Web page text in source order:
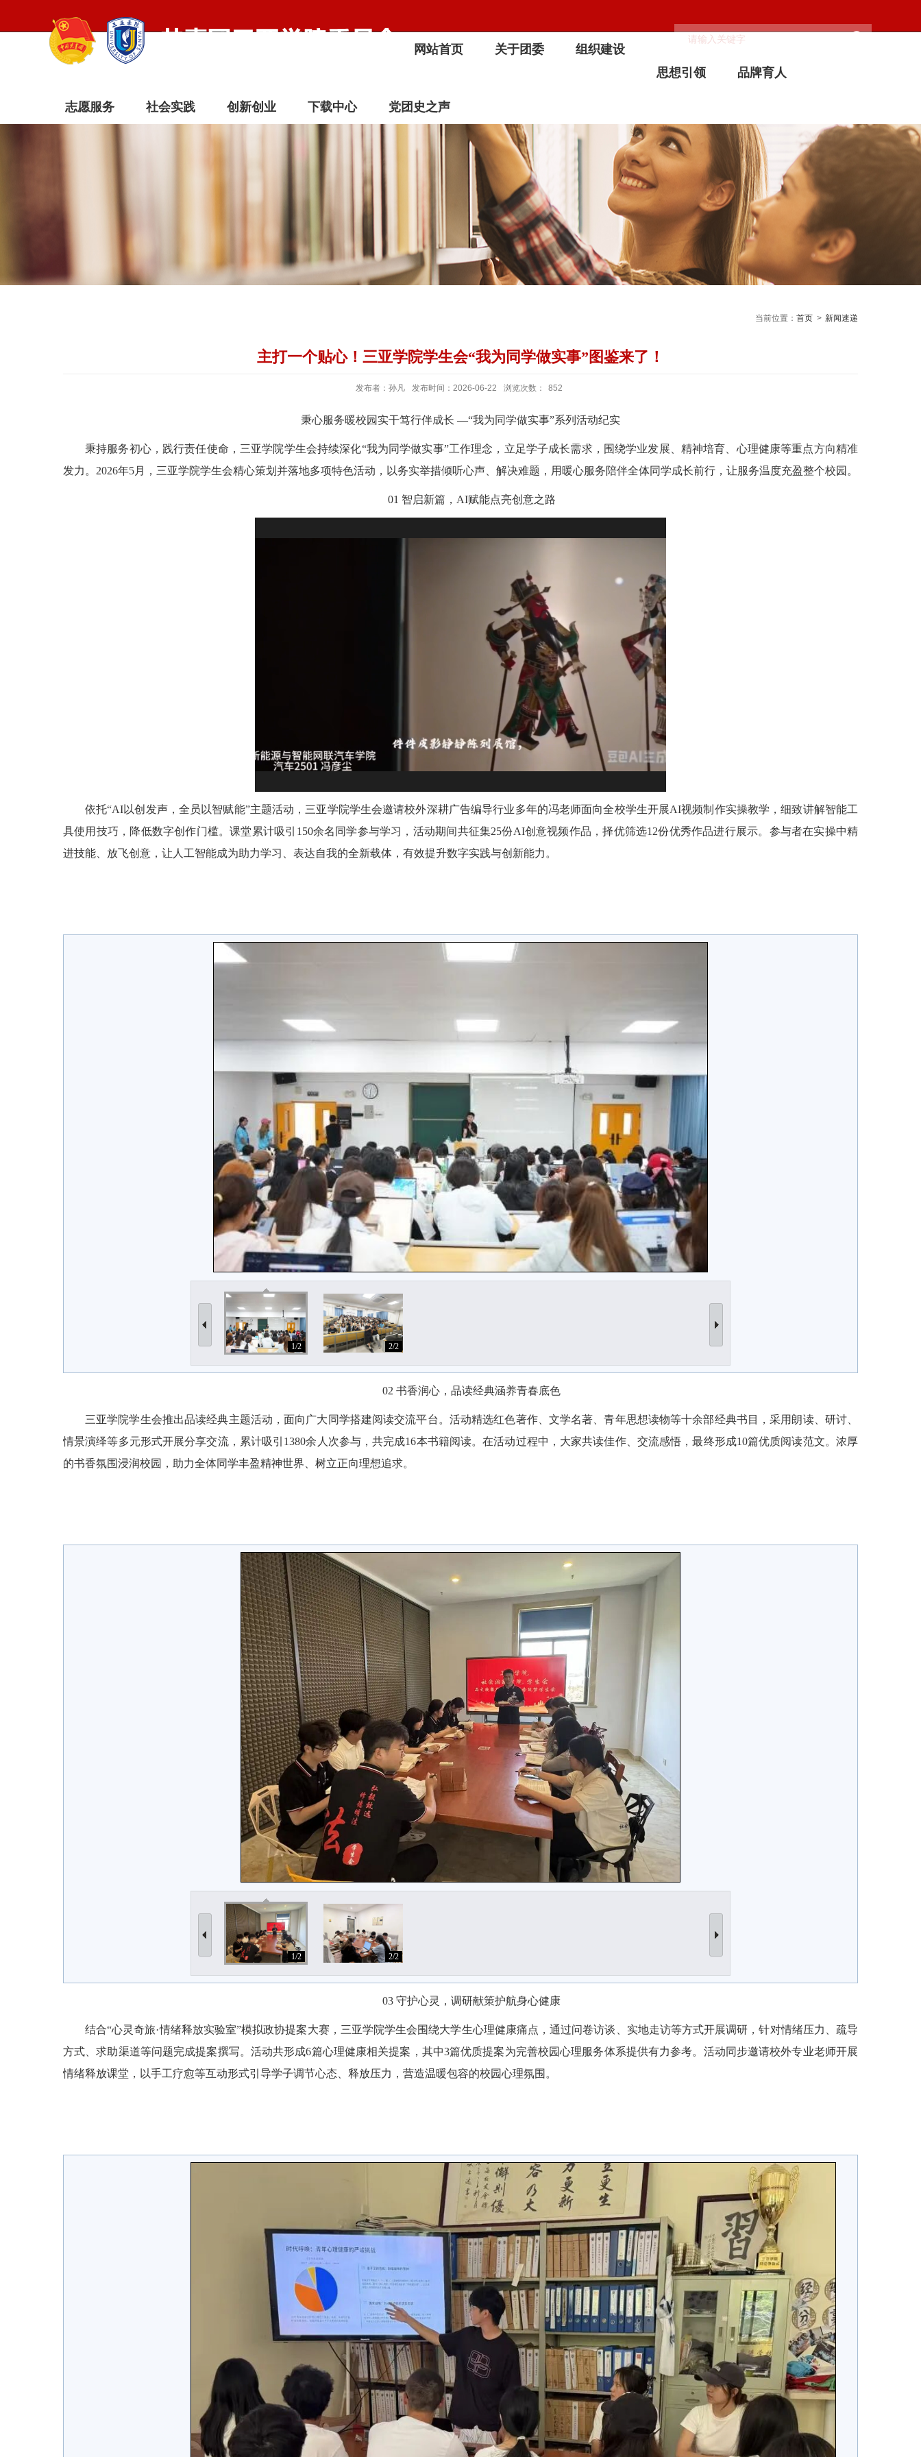
网站首页 关于团委
组织建设
思想引领
品牌育人
志愿服务 社会实践 创新创业 下载中心 党团史之声
当前位置： 首页 > 新闻速递
主打一个贴心！三亚学院学生会“我为同学做实事”图鉴来了！
发布者：孙凡 发布时间：2026-06-22 浏览次数： 852
秉心服务暖校园实干笃行伴成长 —“我为同学做实事”系列活动纪实
秉持服务初心，践行责任使命，三亚学院学生会持续深化“我为同学做实事”工作理念，立足学子成长需求，围绕学业发展、精神培育、心理健康等重点方向精准
发力。2026年5月，三亚学院学生会精心策划并落地多项特色活动，以务实举措倾听心声、解决难题，用暖心服务陪伴全体同学成长前行，让服务温度充盈整个校园。
01 智启新篇，AI赋能点亮创意之路
依托“AI以创发声，全员以智赋能”主题活动，三亚学院学生会邀请校外深耕广告编导行业多年的冯老师面向全校学生开展AI视频制作实操教学，细致讲解智能工
具使用技巧，降低数字创作门槛。课堂累计吸引150余名同学参与学习，活动期间共征集25份AI创意视频作品，择优筛选12份优秀作品进行展示。参与者在实操中精
进技能、放飞创意，让人工智能成为助力学习、表达自我的全新载体，有效提升数字实践与创新能力。
1/2 2/2
02 书香润心，品读经典涵养青春底色
三亚学院学生会推出品读经典主题活动，面向广大同学搭建阅读交流平台。活动精选红色著作、文学名著、青年思想读物等十余部经典书目，采用朗读、研讨、
情景演绎等多元形式开展分享交流，累计吸引1380余人次参与，共完成16本书籍阅读。在活动过程中，大家共读佳作、交流感悟，最终形成10篇优质阅读范文。浓厚
的书香氛围浸润校园，助力全体同学丰盈精神世界、树立正向理想追求。
1/2 2/2
03 守护心灵，调研献策护航身心健康
结合“心灵奇旅·情绪释放实验室”模拟政协提案大赛，三亚学院学生会围绕大学生心理健康痛点，通过问卷访谈、实地走访等方式开展调研，针对情绪压力、疏导
方式、求助渠道等问题完成提案撰写。活动共形成6篇心理健康相关提案，其中3篇优质提案为完善校园心理服务体系提供有力参考。活动同步邀请校外专业老师开展
情绪释放课堂，以手工疗愈等互动形式引导学子调节心态、释放压力，营造温暖包容的校园心理氛围。